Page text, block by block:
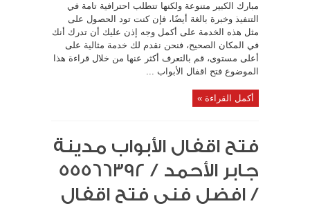
مبارك الكبير متنوعة ولكنها تتطلب احترافية تامة في
التنفيذ وخبرة بالغة أيضًا، فإن كنت تود الحصول على
مثل هذه الخدمة على أكمل وجه إذن عليك أن تدرك أنك
في المكان الصحيح، فنحن نقدم لك خدمة مثالية على
أعلى مستوى، قم بالتعرف أكثر عنها من خلال قراءة هذا
الموضوع فتح اقفال الأبواب ...
أكمل القراءة »
فتح اقفال الأبواب مدينة
جابر الأحمد / 55566392
/ افضل فني فتح اقفال